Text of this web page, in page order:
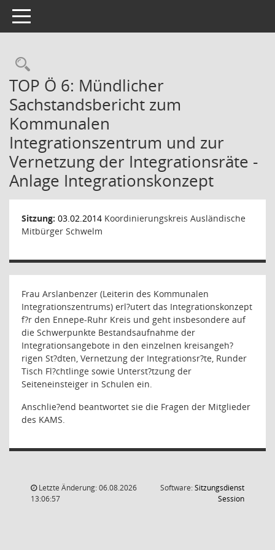
Toggle navigation
Rechercheauswahl
TOP Ö 6: Mündlicher
Sachstandsbericht zum
Kommunalen
Integrationszentrum und zur
Vernetzung der Integrationsräte -
Anlage Integrationskonzept
Sitzung: 03.02.2014 Koordinierungskreis Ausländische
Mitbürger Schwelm
Frau Arslanbenzer (Leiterin des Kommunalen
Integrationszentrums) erl?utert das Integrationskonzept
f?r den Ennepe-Ruhr Kreis und geht insbesondere auf
die Schwerpunkte Bestandsaufnahme der
Integrationsangebote in den einzelnen kreisangeh?
rigen St?dten, Vernetzung der Integrationsr?te, Runder
Tisch Fl?chtlinge sowie Unterst?tzung der
Seiteneinsteiger in Schulen ein.
Anschlie?end beantwortet sie die Fragen der Mitglieder
des KAMS.
Letzte Änderung: 06.08.2026
13:06:57
Software:Sitzungsdienst
Session(Wird in